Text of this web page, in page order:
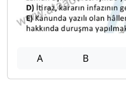
A B